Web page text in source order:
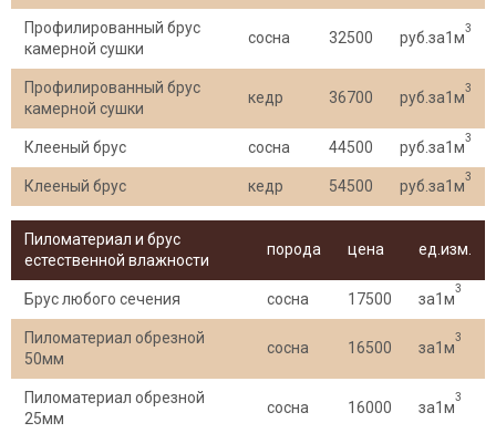
Профилированный брус
камерной сушки
сосна 32500 руб.за1м
3
Профилированный брус
камерной сушки
кедр 36700 руб.за1м
3
Клееный брус сосна 44500 руб.за1м
3
Клееный брус кедр 54500 руб.за1м
3
Пиломатериал и брус
естественной влажности
порода цена ед.изм.
Брус любого сечения сосна 17500 за1м
3
Пиломатериал обрезной
50мм
сосна 16500 за1м
3
Пиломатериал обрезной
25мм
сосна 16000 за1м
3